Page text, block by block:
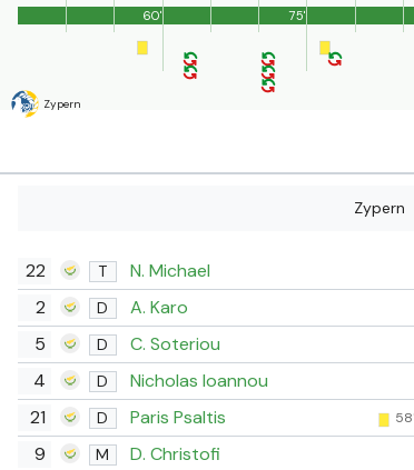
Zypern
60' 75'
Zypern
22 T
N. Michael
2
D A. Karo
5 D
C. Soteriou
4
D Nicholas Ioannou
21 D Paris Psaltis 58'
9 M D. Christofi